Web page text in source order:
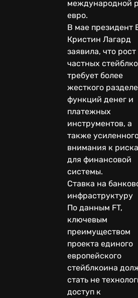
международной
евро.
В мае президент
Кристин Лагард
заявила, что рост
частных
требует более
жесткого
функций денег и
платежных
инструментов, а
также
внимания к
для финансовой
системы.
Ставка на
инфраструктуру
По данным FT,
ключевым
преимуществом
проекта единого
европейского
стейблкоина
стать не
доступ к